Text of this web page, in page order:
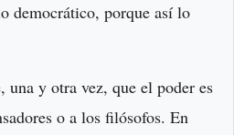
democrático, porque así lo
una y otra vez, que el poder es
o a los filósofos. En